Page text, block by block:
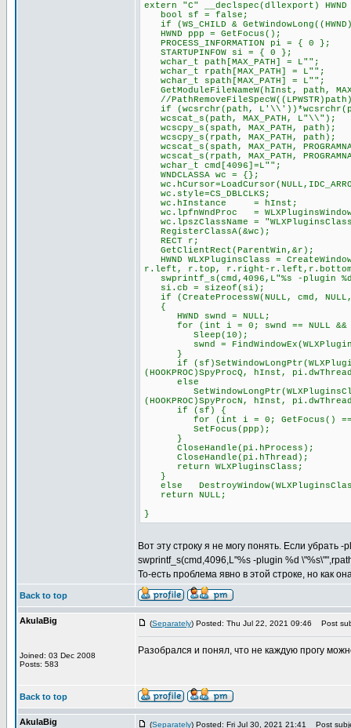
extern "C" __declspec(dllexport)
bool sf = false;
if (WS_CHILD &
HWND ppp = GetFocus();
PROCESS_INFORMATION pi = { 0 };
STARTUPINFOW si = { 0 };
wchar_t path[MAX_PATH] = L"";
wchar_t rpath[MAX_PATH] = L"";
wchar_t spath[MAX_PATH] = L"";
GetModuleFileNameW(hInst, path,
//
if (wcsrchr(path,
wcscat_s(path, MAX_PATH, L"\\");
wcscpy_s(spath, MAX_PATH, path);
wcscpy_s(rpath, MAX_PATH, path);
wcscat_s(spath, MAX_PATH,
wcscat_s(rpath, MAX_PATH,
wchar_t cmd[4096]=L"";
WNDCLASSA wc = {};
wc.style=CS_DBLCLKS;
wc.hInstance = hInst;
wc.lpfnWndProc =
wc.lpszClassName =
RegisterClassA(&wc);
RECT r;
GetClientRect(ParentWin,&r);
HWND WLXPluginsClass =
r.left, r.top, r.right-r.left,r.bottom-
swprintf_s(cmd,4096,L"%s -plugin
si.cb = sizeof(si);
if (CreateProcessW(NULL, cmd,
{
HWND swnd = NULL;
for (int i = 0; swnd == NULL &&
Sleep(10);
swnd =
}
if
(HOOKPROC)SpyProcQ, hInst,
else
SetWindowLongPtr(WLXPluginsClass,
(HOOKPROC)SpyProcN, hInst,
if (sf) {
for (int i = 0; GetFocus() ==
SetFocus(ppp);
}
CloseHandle(pi.hProcess);
CloseHandle(pi.hThread);
return WLXPluginsClass;
}
else
return NULL;
}
Вот эту строку я не могу понять. Если убрать
swprintf_s(cmd,4096,L"%s -plugin %d
То-есть проблема явно в этой строке, но как
Back to top
AkulaBig
Joined: 03 Dec 2008
Posts: 583
(Separately) Posted: Thu Jul 22, 2021 09:46 Post
Разобрался и понял, что не каждую прогу
Back to top
AkulaBig (Separately) Posted: Fri Jul 30, 2021 21:41 Post